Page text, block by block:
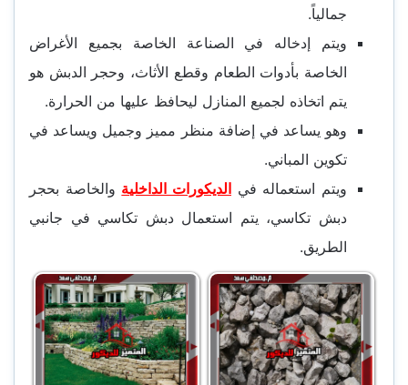
جمالياً.
ويتم إدخاله في الصناعة الخاصة بجميع الأغراض
الخاصة بأدوات الطعام وقطع الأثاث، وحجر الدبش هو
يتم اتخاذه لجميع المنازل ليحافظ عليها من الحرارة.
وهو يساعد في إضافة منظر مميز وجميل ويساعد في
تكوين المباني.
ويتم استعماله في الديكورات الداخلية والخاصة بحجر
دبش تكاسي، يتم استعمال دبش تكاسي في جانبي
الطريق.